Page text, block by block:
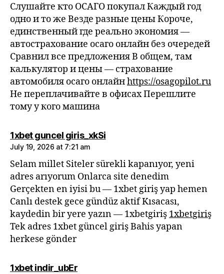
Слушайте кто ОСАГО покупал Каждый год
одно и то же Везде разные цены Короче,
единственный где реально экономия —
автострахование осаго онлайн без очередей
Сравнил все предложения В общем, там
калькулятор и цены — страхование
автомобиля осаго онлайнhttps://osagopilot.ru
Не переплачивайте в офисах Перешлите
тому у кого машина
1xbet guncel giris_xkSisays:
July 19, 2026 at 7:21 am
Selam millet Siteler sürekli kapanıyor, yeni
adres arıyorum Onlarca site denedim
Gerçekten en iyisi bu — 1xbet giriş yap hemen
Canlı destek gece gündüz aktif Kısacası,
kaydedin bir yere yazın — 1xbetgiriş 1xbetgiriş
Tek adres 1xbet güncel giriş Bahis yapan
herkese gönder
1xbet indir_ubErsays: